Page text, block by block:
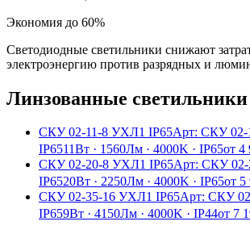
Экономия до 60%
Светодиодные светильники снижают
электроэнергию против разрядных и
Линзованные светильники
СКУ 02-11-8 УХЛ1 IP65Арт: СКУ 02-
IP6511Вт · 1560Лм · 4000K · IP65от 4
СКУ 02-20-8 УХЛ1 IP65Арт: СКУ
IP6520Вт · 2250Лм · 4000K · IP65от 5
СКУ 02-35-16 УХЛ1 IP65Арт: СКУ
IP659Вт · 4150Лм · 4000K · IP44от 7